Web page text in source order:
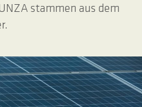
stammen aus dem